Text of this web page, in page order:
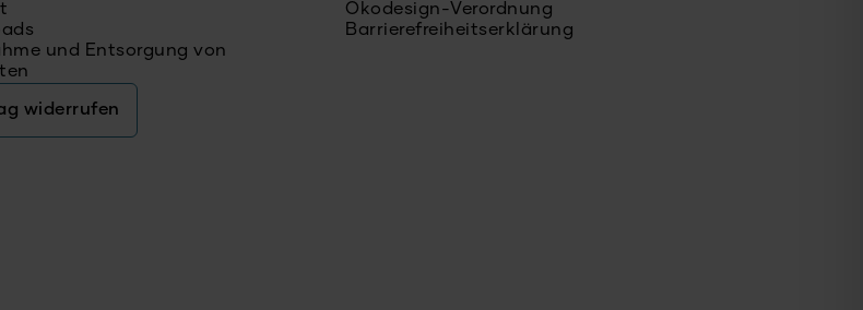
und Entsorgung von
widerrufen
Ökodesign-Verordnung
Barrierefreiheitserklärung